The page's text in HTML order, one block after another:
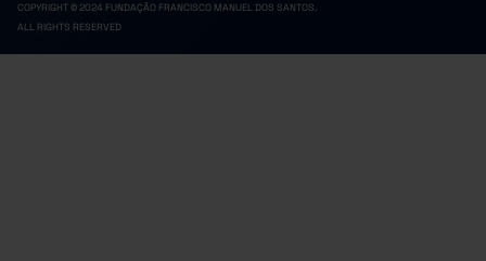
COPYRIGHT © 2024 FUNDAÇÃO FRANCISCO MANUEL DOS SANTOS.
ALL RIGHTS RESERVED